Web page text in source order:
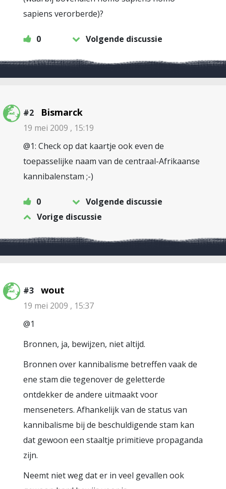
sapiens verorberde)?
0 Volgende discussie
#2 Bismarck
19 mei 2009 , 15:19
@1: Check op dat kaartje ook even de
toepasselijke naam van de centraal-Afrikaanse
kannibalenstam ;-)
0
Volgende discussie
Vorige discussie
#3 wout
19 mei 2009 , 15:37
@1
Bronnen, ja, bewijzen, niet altijd.
Bronnen over kannibalisme betreffen vaak de
ene stam die tegenover de geletterde
ontdekker de andere uitmaakt voor
menseneters. Afhankelijk van de status van
kannibalisme bij de beschuldigende stam kan
dat gewoon een staaltje primitieve propaganda
zijn.
Neemt niet weg dat er in veel gevallen ook